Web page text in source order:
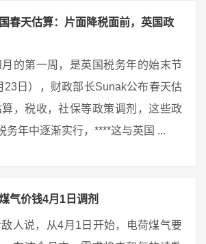
春天估算：片面降税面前，英国政
的第一周，是英国税务年的始末节
23日），财政部长Sunak公布春天估
，税收，社保等政策调剂，这些政
务年中逐渐实行，****这与英国 ...
气价钱4月1日调剂
人说，从4月1日开始，电荷煤气要